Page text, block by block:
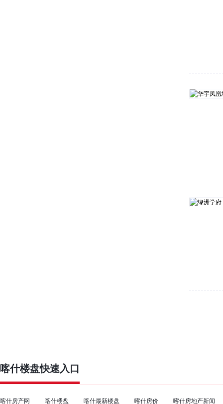
喀什楼盘快速入口
喀什房产网 喀什楼盘 喀什最新楼盘 喀什房价 喀什房地产新闻